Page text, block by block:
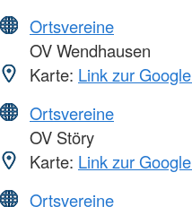
Ortsvereine
OV Wendhausen
Karte: Link zur
Ortsvereine
OV Störy
Karte: Link zur
Ortsvereine